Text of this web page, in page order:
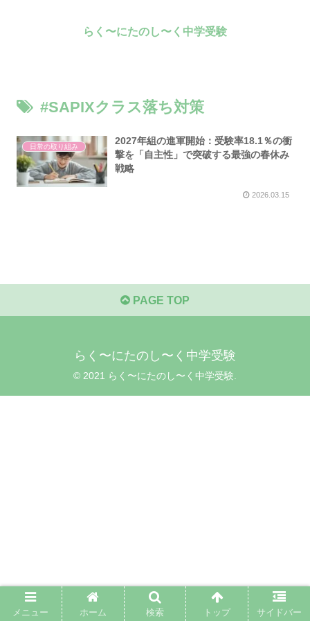
らく〜にたのし〜く中学受験
#SAPIXクラス落ち対策
日常の取り組み
2027年組の進軍開始：受験率18.1％の衝
撃を「自主性」で突破する最強の春休み
戦略
2026.03.15
PAGE TOP
らく〜にたのし〜く中学受験
© 2021 らく〜にたのし〜く中学受験.
メニュー ホーム 検索 トップ サイドバー